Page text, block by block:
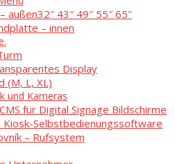
außen32″ 43″ 49″ 55″ 65″
– innen
Display
(M, L, XL)
und Kameras
für Digital Signage Bildschirme
Kiosk-Selbstbedienungssoftware
– Rufsystem